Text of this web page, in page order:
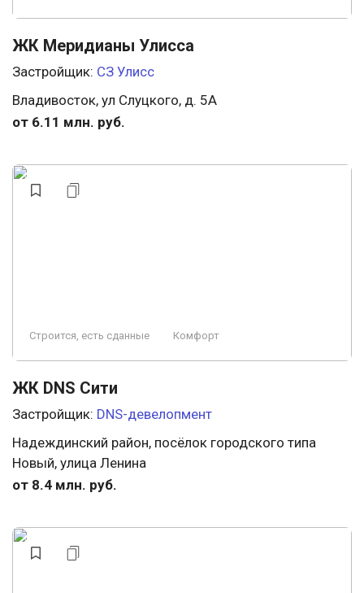
ЖК Меридианы Улисса
Застройщик: СЗ Улисс
Владивосток, ул Слуцкого, д. 5А
от 6.11 млн. руб.
Строится, есть сданные Комфорт
ЖК DNS Сити
Застройщик: DNS-девелопмент
Надеждинский район, посёлок городского типа
Новый, улица Ленина
от 8.4 млн. руб.